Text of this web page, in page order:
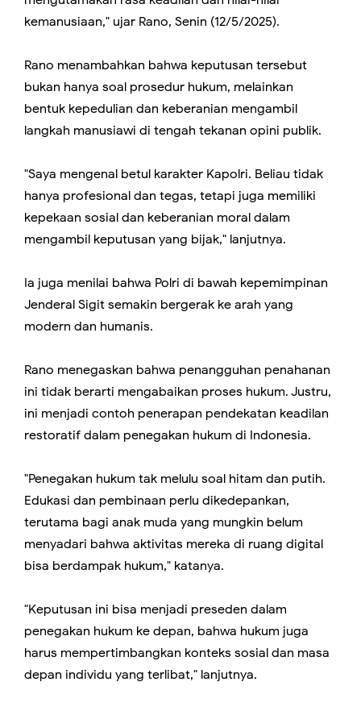
kemanusiaan," ujar Rano, Senin (12/5/2025).
Rano menambahkan bahwa keputusan tersebut
bukan hanya soal prosedur hukum, melainkan
bentuk kepedulian dan keberanian mengambil
langkah manusiawi di tengah tekanan opini publik.
"Saya mengenal betul karakter Kapolri. Beliau tidak
hanya profesional dan tegas, tetapi juga memiliki
kepekaan sosial dan keberanian moral dalam
mengambil keputusan yang bijak," lanjutnya.
Ia juga menilai bahwa Polri di bawah kepemimpinan
Jenderal Sigit semakin bergerak ke arah yang
modern dan humanis.
Rano menegaskan bahwa penangguhan penahanan
ini tidak berarti mengabaikan proses hukum. Justru,
ini menjadi contoh penerapan pendekatan keadilan
restoratif dalam penegakan hukum di Indonesia.
"Penegakan hukum tak melulu soal hitam dan putih.
Edukasi dan pembinaan perlu dikedepankan,
terutama bagi anak muda yang mungkin belum
menyadari bahwa aktivitas mereka di ruang digital
bisa berdampak hukum," katanya.
"Keputusan ini bisa menjadi preseden dalam
penegakan hukum ke depan, bahwa hukum juga
harus mempertimbangkan konteks sosial dan masa
depan individu yang terlibat," lanjutnya.